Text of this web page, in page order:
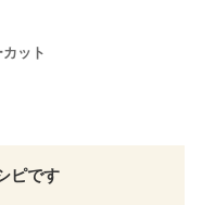
ット
ピです